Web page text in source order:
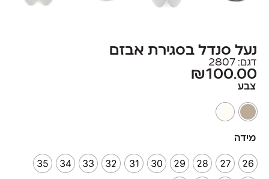
נעל סנדל בסגירת אבזם
דגם: 2807
₪100.00
צבע
מידה
26
27
28
29
30
31
32
33
34
35